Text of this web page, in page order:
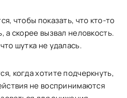
чтобы показать, что кто-то
а скорее вызвал неловкость.
шутка не удалась.
когда хотите подчеркнуть,
не воспринимаются